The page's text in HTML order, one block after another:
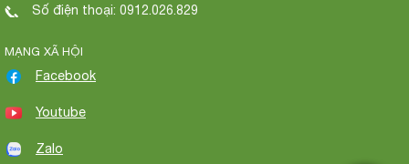
Số điện thoại: 0912.026.829
MẠNG XÃ HỘI
Facebook
Youtube
Zalo